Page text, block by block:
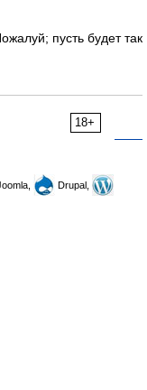
пусть будет так
18+
Drupal,